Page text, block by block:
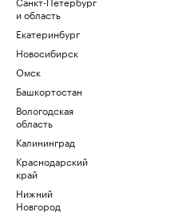
и область
Екатеринбург
Новосибирск
Омск
Башкортостан
Вологодская
область
Калининград
Краснодарский
край
Нижний
Новгород